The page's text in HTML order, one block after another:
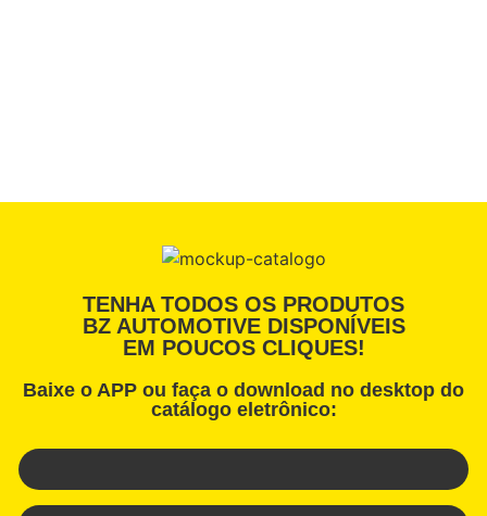
TENHA TODOS OS PRODUTOS
BZ AUTOMOTIVE DISPONÍVEIS
EM POUCOS CLIQUES!
Baixe o APP ou faça o download no desktop do
catálogo eletrônico: